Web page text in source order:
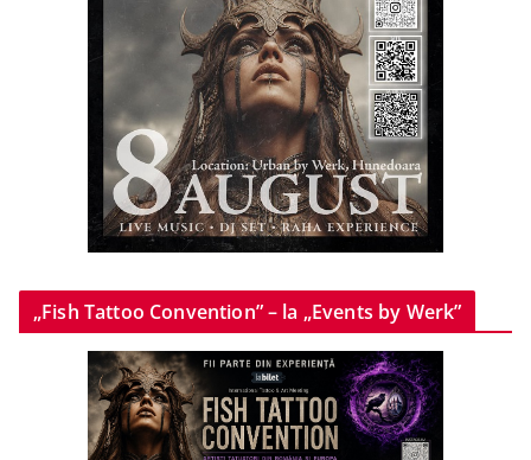
„Fish Tattoo Convention” – la „Events by Werk”